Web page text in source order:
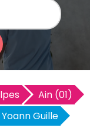
Ain (01)
Yoann Guille